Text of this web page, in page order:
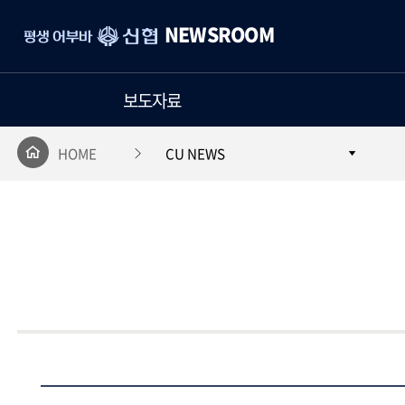
평
생
어
신
협
NEWSROOM
보도자료
HOME CU NEWS